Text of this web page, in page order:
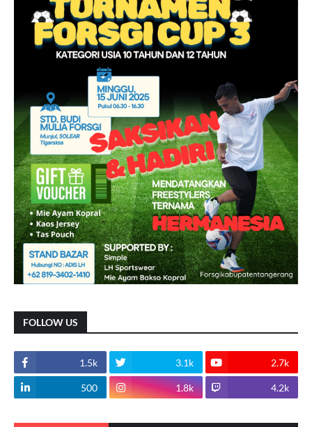
FOLLOW US
1.5k 3.1k 2.7k
500 1.8k 4.2k